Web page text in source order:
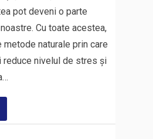
pot deveni o parte
Cu toate acestea,
naturale prin care
reduce nivelul de stres și